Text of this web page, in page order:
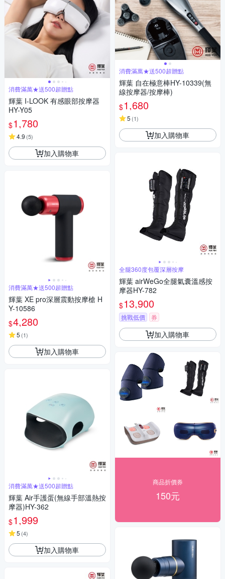
消費滿萬★送500超贈點
輝葉 I-LOOK 有感眼部按摩器
HY-Y05
$1,780
4.9 (5)
加入購物車
消費滿萬★送500超贈點
輝葉 XE pro深層震動按摩槍 H
Y-10586
$4,280
5 (1)
加入購物車
消費滿萬★送500超贈點
輝葉 Air手護蛋(無線手部溫熱按
摩器)HY-362
$1,999
5 (4)
加入購物車
消費滿萬★送500超贈點
輝葉 自在極意棒HY-10339(無
線按摩器/按摩棒)
$1,680
5 (1)
加入購物車
全腿360度包覆深層按摩
輝葉 airWeGo全腿氣囊溫感按
摩器HY-782
$13,900
挑戰低價 券
加入購物車
商品折價券
150元